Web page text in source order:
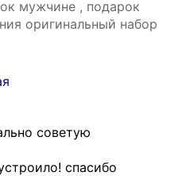
мужчине , подарок
оригинальный набор
советую
спасибо